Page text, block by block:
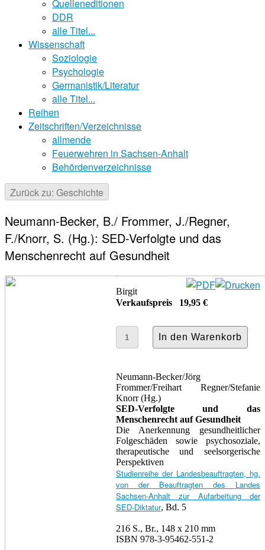
Quelleneditionen
DDR
alle Titel...
Wissenschaft
Soziologie
Psychologie
Germanistik/Literatur
alle Titel...
Reihen
Zeitschriften/Verzeichnisse
allmende
Feuerwehren in Sachsen-Anhalt
Behördenverzeichnisse
Zurück zu: Geschichte
Neumann-Becker, B./ Frommer, J./Regner,
F./Knorr, S. (Hg.): SED-Verfolgte und das
Menschenrecht auf Gesundheit
Verkaufspreis 19,95 €
Birgit
Neumann-Becker/Jörg
Frommer/Freihart Regner/Stefanie
Knorr (Hg.)
SED-Verfolgte und das
Menschenrecht auf Gesundheit
Die Anerkennung gesundheitlicher
Folgeschäden sowie psychosoziale,
therapeutische und seelsorgerische
Perspektiven
Studienreihe der Landesbeauftragten, hg.
von der Beauftragten des Landes
Sachsen-Anhalt zur Aufarbeitung der
SED-Diktatur, Bd. 5
216 S., Br., 148 x 210 mm
ISBN 978-3-95462-551-2